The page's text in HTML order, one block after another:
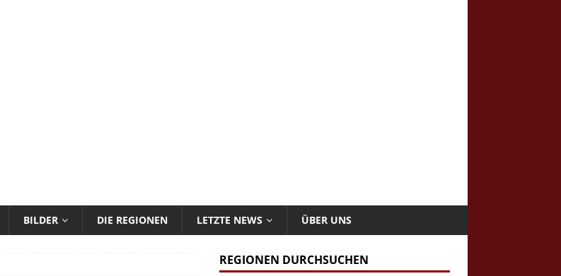
BILDER DIE REGIONEN LETZTE NEWS ÜBER UNS
REGIONEN DURCHSUCHEN